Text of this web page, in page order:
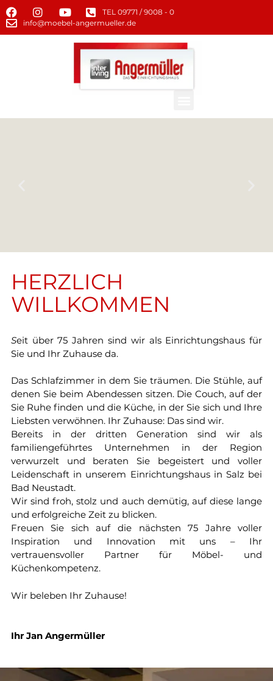
TEL 09771 / 9008 - 0
info@moebel-angermueller.de
HERZLICH
WILLKOMMEN
Seit über 75 Jahren sind wir als Einrichtungshaus für
Sie und Ihr Zuhause da.
Das Schlafzimmer in dem Sie träumen. Die Stühle, auf
denen Sie beim Abendessen sitzen. Die Couch, auf der
Sie Ruhe finden und die Küche, in der Sie sich und Ihre
Liebsten verwöhnen. Ihr Zuhause: Das sind wir.
Bereits in der dritten Generation sind wir als
familiengeführtes Unternehmen in der Region
verwurzelt und beraten Sie begeistert und voller
Leidenschaft in unserem Einrichtungshaus in Salz bei
Bad Neustadt.
Wir sind froh, stolz und auch demütig, auf diese lange
und erfolgreiche Zeit zu blicken.
Freuen Sie sich auf die nächsten 75 Jahre voller
Inspiration und Innovation mit uns – Ihr
vertrauensvoller Partner für Möbel- und
Küchenkompetenz.
Wir beleben Ihr Zuhause!
Ihr Jan Angermüller